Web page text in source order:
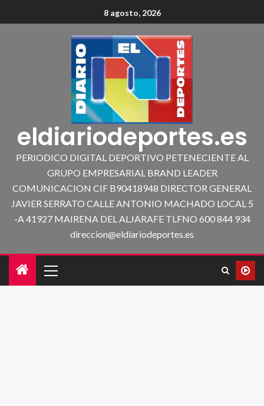
8 agosto, 2026
eldiariodeportes.es
PERIODICO DIGITAL DEPORTIVO PETENECIENTE AL
GRUPO EMPRESARIAL BRAND LEADER
COMUNICACION CIF B90418948 DIRECTOR GENERAL
JAVIER SERRATO CALLE ANTONIO MACHADO LOCAL 5
-A 41927 MAIRENA DEL ALJARAFE TLFNO 600 844 934
direccion@eldiariodeportes.es